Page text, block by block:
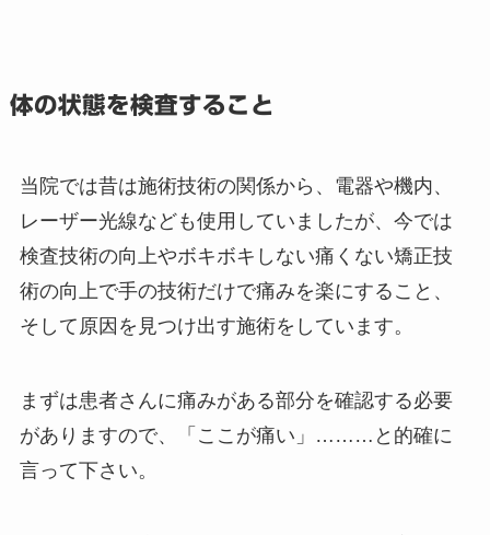
体の状態を検査すること
当院では昔は施術技術の関係から、電器や機内、
レーザー光線なども使用していましたが、今では
検査技術の向上やボキボキしない痛くない矯正技
術の向上で手の技術だけで痛みを楽にすること、
そして原因を見つけ出す施術をしています。
まずは患者さんに痛みがある部分を確認する必要
がありますので、「ここが痛い」………と的確に
言って下さい。